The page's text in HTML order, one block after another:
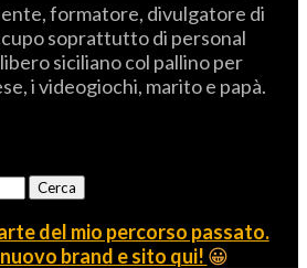
formatore, divulgatore di
soprattutto di personal
siciliano col pallino per
i videogiochi, marito e papà.
del mio percorso passato.
brand e sito qui! 😀